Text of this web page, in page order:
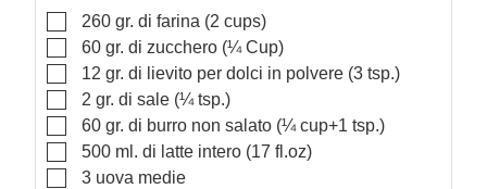
▢
260 gr. di farina (2 cups)
▢
60 gr. di zucchero (¼ Cup)
▢
12 gr. di lievito per dolci in polvere (3 tsp.)
▢
2 gr. di sale (¼ tsp.)
▢
60 gr. di burro non salato (¼ cup+1 tsp.)
▢
500 ml. di latte intero (17 fl.oz)
▢
3 uova medie